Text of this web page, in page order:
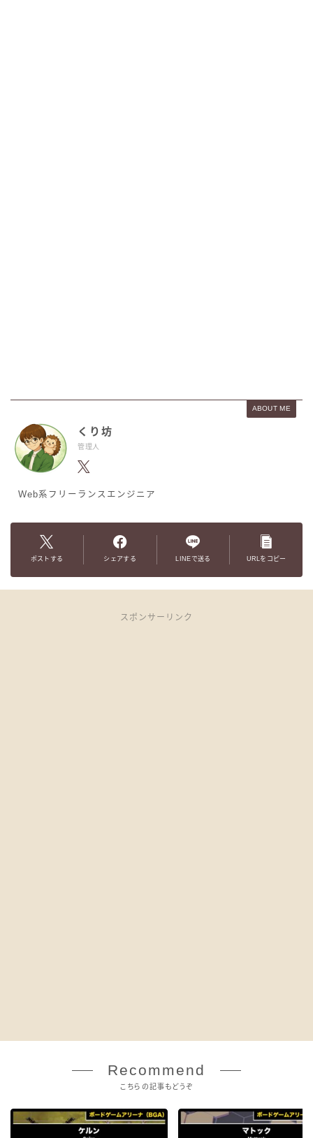
ABOUT ME
くり坊
管理人
Web系フリーランスエンジニア
ポストする シェアする LINEで送る URLをコピー
スポンサーリンク
Recommend
こちらの記事もどうぞ